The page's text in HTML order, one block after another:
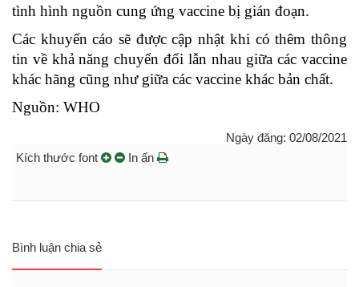
tình hình nguồn cung ứng vaccine bị gián đoạn.
Các khuyến cáo sẽ được cập nhật khi có thêm thông
tin về khả năng chuyển đổi lẫn nhau giữa các vaccine
khác hãng cũng như giữa các vaccine khác bản chất.
Nguồn: WHO
Ngày đăng: 02/08/2021
Kích thước font
In ấn
Bình luận chia sẻ